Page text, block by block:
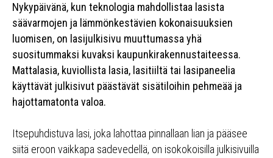
Nykypäivänä, kun teknologia mahdollistaa lasista
säävarmojen ja lämmönkestävien kokonaisuuksien
luomisen, on lasijulkisivu muuttumassa yhä
suositummaksi kuvaksi kaupunkirakennustaiteessa.
Mattalasia, kuviollista lasia, lasitiiltä tai lasipaneelia
käyttävät julkisivut päästävät sisätiloihin pehmeää ja
hajottamatonta valoa.
Itsepuhdistuva lasi, joka lahottaa pinnallaan lian ja pääsee
siitä eroon vaikkapa sadevedellä, on isokokoisilla julkisivuilla